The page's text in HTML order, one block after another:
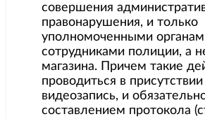
совершения
правонарушения, и только
уполномоченными
сотрудниками полиции, а
магазина. Причем такие
проводиться в
видеозапись, и
составлением протокола